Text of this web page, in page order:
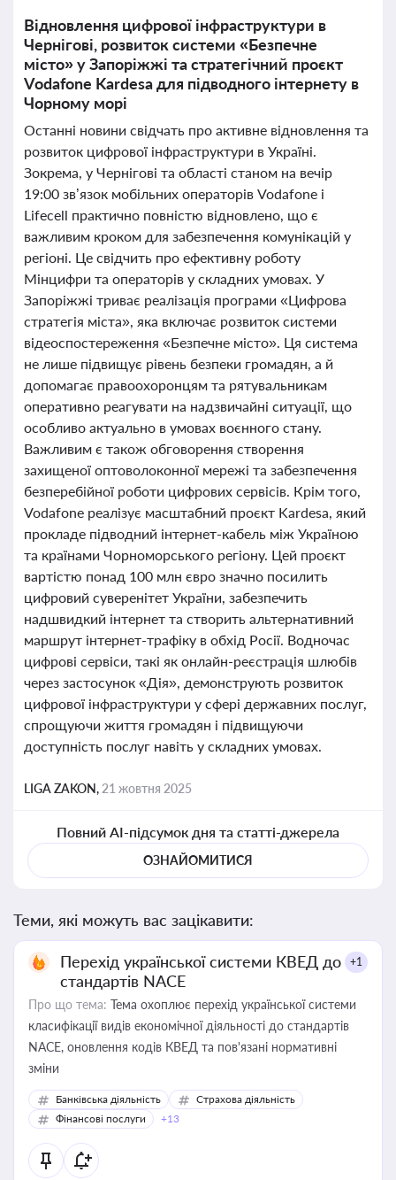
Відновлення цифрової інфраструктури в
Чернігові, розвиток системи «Безпечне
місто» у Запоріжжі та стратегічний проєкт
Vodafone Kardesa для підводного інтернету в
Чорному морі
Останні новини свідчать про активне відновлення та
розвиток цифрової інфраструктури в Україні.
Зокрема, у Чернігові та області станом на вечір
19:00 зв’язок мобільних операторів Vodafone і
Lifecell практично повністю відновлено, що є
важливим кроком для забезпечення комунікацій у
регіоні. Це свідчить про ефективну роботу
Мінцифри та операторів у складних умовах. У
Запоріжжі триває реалізація програми «Цифрова
стратегія міста», яка включає розвиток системи
відеоспостереження «Безпечне місто». Ця система
не лише підвищує рівень безпеки громадян, а й
допомагає правоохоронцям та рятувальникам
оперативно реагувати на надзвичайні ситуації, що
особливо актуально в умовах воєнного стану.
Важливим є також обговорення створення
захищеної оптоволоконної мережі та забезпечення
безперебійної роботи цифрових сервісів. Крім того,
Vodafone реалізує масштабний проєкт Kardesa, який
прокладе підводний інтернет-кабель між Україною
та країнами Чорноморського регіону. Цей проєкт
вартістю понад 100 млн євро значно посилить
цифровий суверенітет України, забезпечить
надшвидкий інтернет та створить альтернативний
маршрут інтернет-трафіку в обхід Росії. Водночас
цифрові сервіси, такі як онлайн-реєстрація шлюбів
через застосунок «Дія», демонструють розвиток
цифрової інфраструктури у сфері державних послуг,
спрощуючи життя громадян і підвищуючи
доступність послуг навіть у складних умовах.
LIGA ZAKON, 21 жовтня 2025
Повний AI-підсумок дня та статті-джерела
ОЗНАЙОМИТИСЯ
Теми, які можуть вас зацікавити:
Перехід української системи КВЕД до
стандартів NACE
+1
Про що тема: Тема охоплює перехід української системи
класифікації видів економічної діяльності до стандартів
NACE, оновлення кодів КВЕД та пов'язані нормативні
зміни
Банківська діяльність
Страхова діяльність
Фінансові послуги
+13